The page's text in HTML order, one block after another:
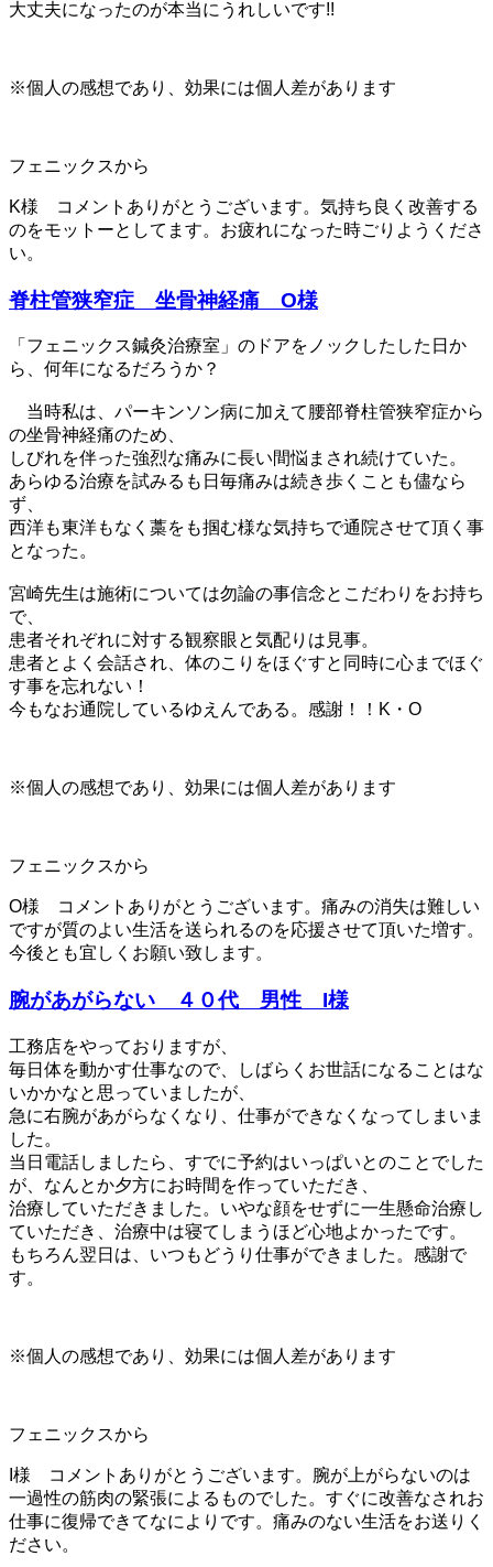
大丈夫になったのが本当にうれしいです!!
※個人の感想であり、効果には個人差があります
フェニックスから
K様 コメントありがとうございます。気持ち良く改善する
のをモットーとしてます。お疲れになった時ごりようくださ
い。
脊柱管狭窄症 坐骨神経痛 O様
「フェニックス鍼灸治療室」のドアをノックしたした日か
ら、何年になるだろうか？
当時私は、パーキンソン病に加えて腰部脊柱管狭窄症から
の坐骨神経痛のため、
しびれを伴った強烈な痛みに長い間悩まされ続けていた。
あらゆる治療を試みるも日毎痛みは続き歩くことも儘なら
ず、
西洋も東洋もなく藁をも掴む様な気持ちで通院させて頂く事
となった。
宮崎先生は施術については勿論の事信念とこだわりをお持ち
で、
患者それぞれに対する観察眼と気配りは見事。
患者とよく会話され、体のこりをほぐすと同時に心までほぐ
す事を忘れない！
今もなお通院しているゆえんである。感謝！！K・O
※個人の感想であり、効果には個人差があります
フェニックスから
O様 コメントありがとうございます。痛みの消失は難しい
ですが質のよい生活を送られるのを応援させて頂いた増す。
今後とも宜しくお願い致します。
腕があがらない ４０代 男性 I様
工務店をやっておりますが、
毎日体を動かす仕事なので、しばらくお世話になることはな
いかかなと思っていましたが、
急に右腕があがらなくなり、仕事ができなくなってしまいま
した。
当日電話しましたら、すでに予約はいっぱいとのことでした
が、なんとか夕方にお時間を作っていただき、
治療していただきました。いやな顔をせずに一生懸命治療し
ていただき、治療中は寝てしまうほど心地よかったです。
もちろん翌日は、いつもどうり仕事ができました。感謝で
す。
※個人の感想であり、効果には個人差があります
フェニックスから
I様 コメントありがとうございます。腕が上がらないのは
一過性の筋肉の緊張によるものでした。すぐに改善なされお
仕事に復帰できてなによりです。痛みのない生活をお送りく
ださい。